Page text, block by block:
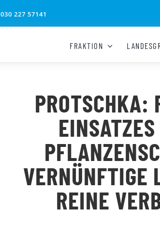
030 227 57141
FRAKTION
PROTSCHKA:
VERNÜNFTIGE
REINE